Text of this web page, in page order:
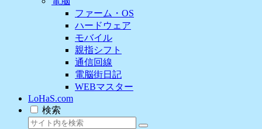
ファーム・OS
ハードウェア
モバイル
親指シフト
通信回線
電脳街日記
WEBマスター
LoHaS.com
検索